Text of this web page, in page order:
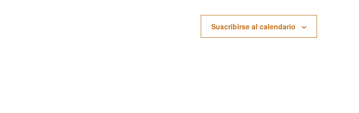
Suscribirse al calendario